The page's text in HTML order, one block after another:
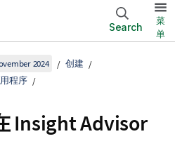
Search
菜
单
2024
创建
程序
Insight Advisor